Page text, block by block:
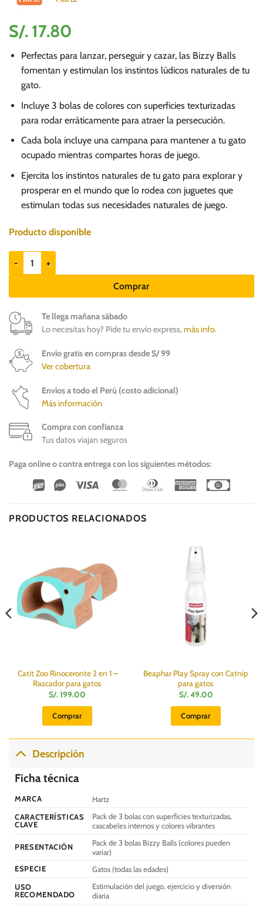
S/. 17.80
Perfectas para lanzar, perseguir y cazar, las Bizzy Balls
fomentan y estimulan los instintos lúdicos naturales de tu
gato.
Incluye 3 bolas de colores con superficies texturizadas
para rodar erráticamente para atraer la persecución.
Cada bola incluye una campana para mantener a tu gato
ocupado mientras compartes horas de juego.
Ejercita los instintos naturales de tu gato para explorar y
prosperar en el mundo que lo rodea con juguetes que
estimulan todas sus necesidades naturales de juego.
Producto disponible
Hartz JFC Bizzy Balls - Juguete para gatos cantidad
Comprar
Te llega mañana sábado
Lo necesitas hoy? Pide tu envío express,más info.
Envío gratis en compras desde S/ 99
Ver cobertura
Envíos a todo el Perú (costo adicional)
Más información
Compra con confianza
Tus datos viajan seguros
Paga online o contra entrega con los siguientes métodos:
Wirecard
Vipps Visa MasterCardDinners
American
PRODUCTOS RELACIONADOS
Catit Zoo Rinoceronte 2 en 1 –
Rascador para gatos
S/.199.00
Comprar
Beaphar Play Spray con Catnip
para gatos
S/.49.00
Comprar
Descripción
Ficha técnica
MARCA
Hartz
CARACTERÍSTICAS
CLAVE
Pack de 3 bolas con superficies texturizadas,
cascabeles internos y colores vibrantes
PRESENTACIÓN
Pack de 3 bolas Bizzy Balls (colores pueden
variar)
ESPECIE
Gatos (todas las edades)
USO
RECOMENDADO
Estimulación del juego, ejercicio y diversión
diaria